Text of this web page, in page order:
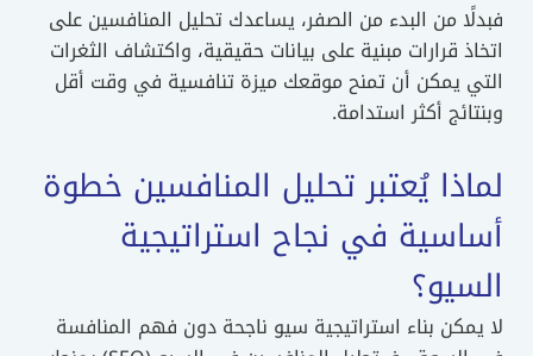
فبدلًا من البدء من الصفر، يساعدك تحليل المنافسين على
اتخاذ قرارات مبنية على بيانات حقيقية، واكتشاف الثغرات
التي يمكن أن تمنح موقعك ميزة تنافسية في وقت أقل
وبنتائج أكثر استدامة.
لماذا يُعتبر تحليل المنافسين خطوة
أساسية في نجاح استراتيجية
السيو؟
لا يمكن بناء استراتيجية سيو ناجحة دون فهم المنافسة